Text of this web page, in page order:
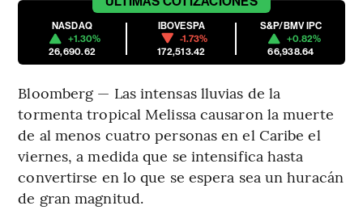
NASDAQ
+1.30%
26,690.62
IBOVESPA
-1.73%
172,513.42
S&P/BMV IPC
+0.82%
66,938.64
Bloomberg — Las intensas lluvias de la
tormenta tropical Melissa causaron la muerte
de al menos cuatro personas en el Caribe el
viernes, a medida que se intensifica hasta
convertirse en lo que se espera sea un huracán
de gran magnitud.